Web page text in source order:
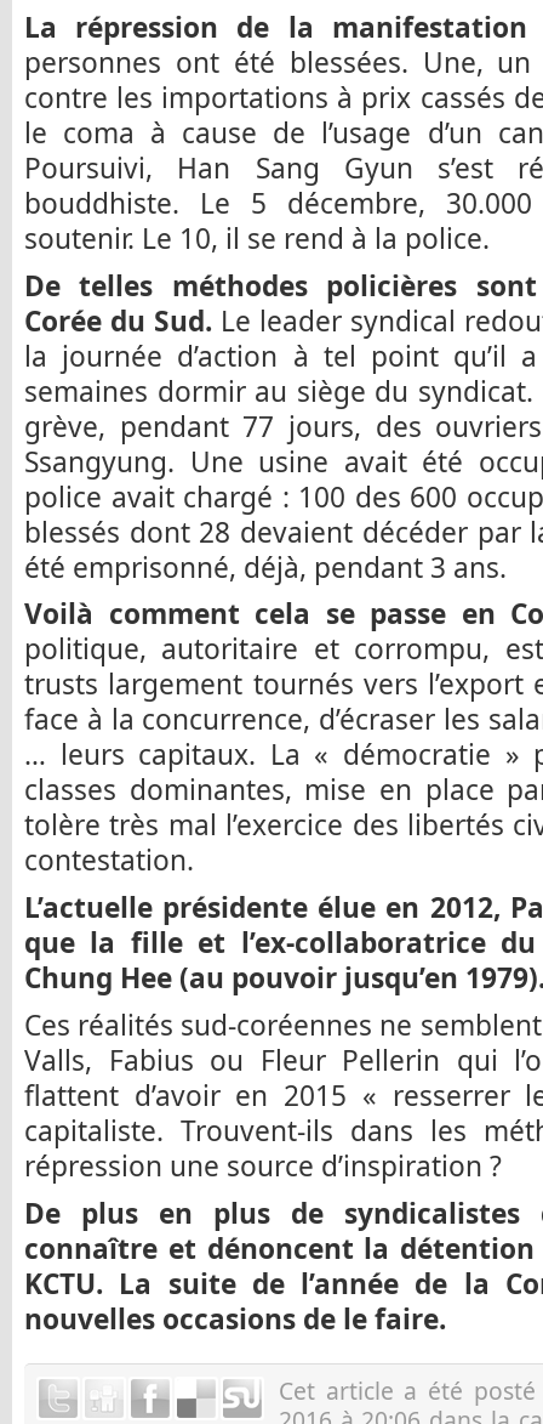
La répression de la
personnes ont été blessées. Une,
contre les importations à prix cassés
le coma à cause de l’usage d’un
Poursuivi, Han Sang Gyun s’est
bouddhiste. Le 5 décembre,
soutenir. Le 10, il se rend à la police.
De telles méthodes policières
Corée du Sud. Le leader syndical
la journée d’action à tel point qu’il
semaines dormir au siège du
grève, pendant 77 jours, des
Ssangyung. Une usine avait été
police avait chargé : 100 des 600
blessés dont 28 devaient décéder par
été emprisonné, déjà, pendant 3 ans.
Voilà comment cela se passe en
politique, autoritaire et corrompu,
trusts largement tournés vers
face à la concurrence, d’écraser les
… leurs capitaux. La « démocratie »
classes dominantes, mise en place
tolère très mal l’exercice des libertés
contestation.
L’actuelle présidente élue en 2012,
que la fille et l’ex-collaboratrice
Chung Hee (au pouvoir jusqu’en
Ces réalités sud-coréennes ne
Valls, Fabius ou Fleur Pellerin qui
flattent d’avoir en 2015 « resserrer
capitaliste. Trouvent-ils dans les
répression une source d’inspiration ?
De plus en plus de
connaître et dénoncent la
KCTU. La suite de l’année de la
nouvelles occasions de le faire.
Cet article a été